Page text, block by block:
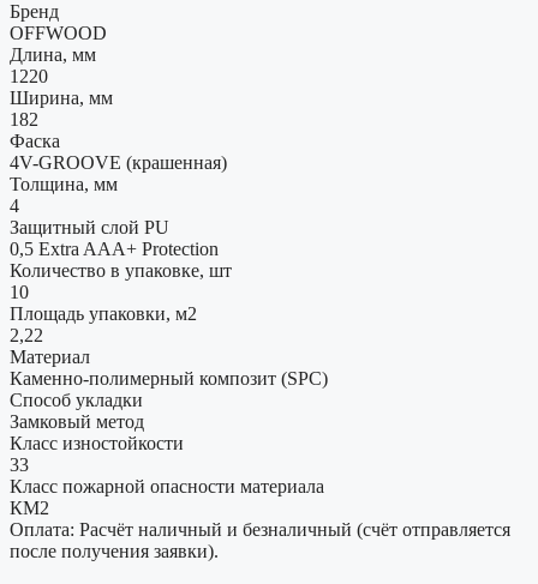
Бренд
OFFWOOD
Длина, мм
1220
Ширина, мм
182
Фаска
4V-GROOVE (крашенная)
Толщина, мм
4
Защитный слой PU
0,5 Extra AAA+ Protection
Количество в упаковке, шт
10
Площадь упаковки, м2
2,22
Материал
Каменно-полимерный композит (SPC)
Способ укладки
Замковый метод
Класс изностойкости
33
Класс пожарной опасности материала
КМ2
Оплата: Расчёт наличный и безналичный (счёт отправляется
после получения заявки).